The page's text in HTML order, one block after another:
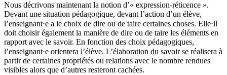
Nous décrivons maintenant la notion d’« expression-réticence ».
Devant une situation pédagogique, devant l’action d’un élève,
l’enseignant⋅e a le choix de dire ou de taire certaines choses. Elle⋅il
doit choisir également la manière de dire ou de taire les éléments en
rapport avec le savoir. En fonction des choix pédagogiques,
l’enseignant⋅e orientera l’élève. L’élaboration du savoir se réalisera à
partir de certaines propriétés ou relations avec le nombre rendues
visibles alors que d’autres resteront cachées.